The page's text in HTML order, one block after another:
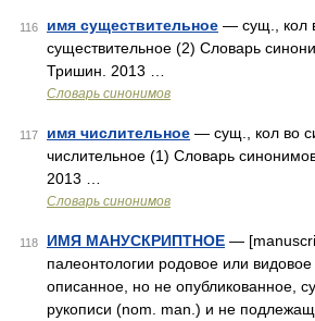
116 имя существительное — сущ., кол
существительное (2) Словарь
Тришин. 2013 …
Словарь синонимов
117 имя числительное — сущ., кол во
числительное (1) Словарь
2013 …
Словарь синонимов
118 ИМЯ МАНУСКРИПТНОЕ —
палеонтологии родовое или видовое
описанное, но не опубликованное,
рукописи (nom. man.) и не